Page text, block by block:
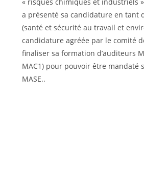
a présenté sa candidature en tant
(santé et sécurité au travail et
candidature agréée par le comité
finaliser sa formation d’auditeurs
MAC1) pour pouvoir être mandaté
MASE..